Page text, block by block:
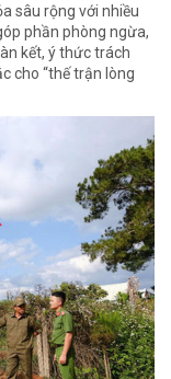
sâu rộng với nhiều
phần phòng ngừa,
kết, ý thức trách
cho “thế trận lòng